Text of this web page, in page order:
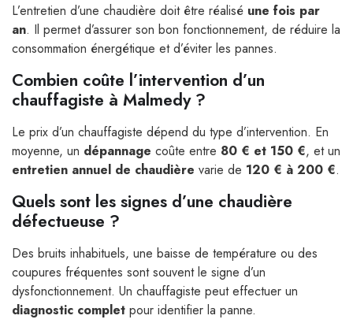
L’entretien d’une chaudière doit être réalisé une fois par
an. Il permet d’assurer son bon fonctionnement, de réduire la
consommation énergétique et d’éviter les pannes.
Combien coûte l’intervention d’un
chauffagiste à Malmedy ?
Le prix d’un chauffagiste dépend du type d’intervention. En
moyenne, un dépannage coûte entre 80 € et 150 €, et un
entretien annuel de chaudière varie de 120 € à 200 €.
Quels sont les signes d’une chaudière
défectueuse ?
Des bruits inhabituels, une baisse de température ou des
coupures fréquentes sont souvent le signe d’un
dysfonctionnement. Un chauffagiste peut effectuer un
diagnostic complet pour identifier la panne.